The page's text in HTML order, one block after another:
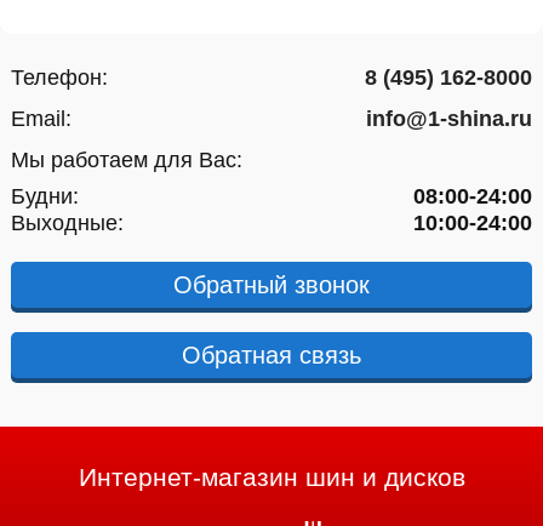
Телефон:
8 (495) 162-8000
Email:
info@1-shina.ru
Мы работаем для Вас:
Будни:
08:00-24:00
Выходные:
10:00-24:00
Обратный звонок
Обратная связь
Интернет-магазин шин и дисков